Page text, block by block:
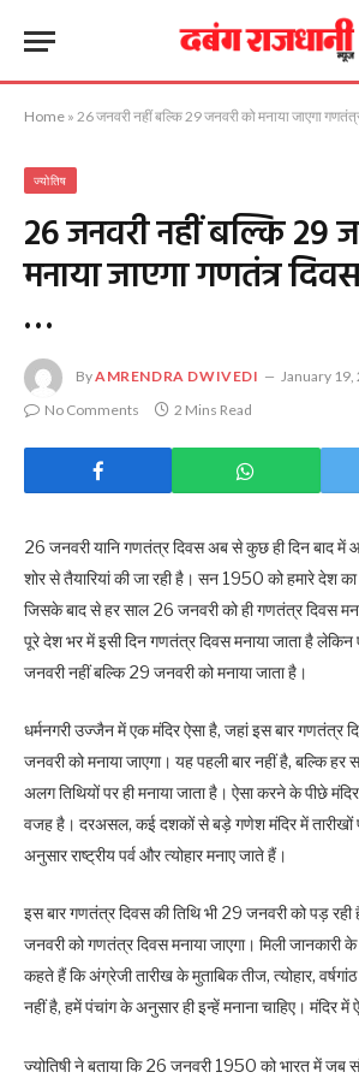
Home » 26 जनवरी नहीं बल्कि 29 जनवरी को मनाया जाएगा
ज्योतिष
26 जनवरी नहीं बल्कि 29
मनाया जाएगा गणतंत्र
…
ByAMRENDRA DWIVEDI
January 19,
No Comments
2 Mins Read
26 जनवरी यानि गणतंत्र दिवस अब से कुछ ही दिन बाद में
शोर से तैयारियां की जा रही है। सन 1950 को हमारे देश
जिसके बाद से हर साल 26 जनवरी को ही गणतंत्र दिवस
पूरे देश भर में इसी दिन गणतंत्र दिवस मनाया जाता है
जनवरी नहीं बल्कि 29 जनवरी को मनाया जाता है।
धर्मनगरी उज्जैन में एक मंदिर ऐसा है, जहां इस बार गणतंत्र
जनवरी को मनाया जाएगा। यह पहली बार नहीं है, बल्कि हर
अलग तिथियों पर ही मनाया जाता है। ऐसा करने के पीछे
वजह है। दरअसल, कई दशकों से बड़े गणेश मंदिर में तारीखों
अनुसार राष्ट्रीय पर्व और त्योहार मनाए जाते हैं।
इस बार गणतंत्र दिवस की तिथि भी 29 जनवरी को पड़
जनवरी को गणतंत्र दिवस मनाया जाएगा। मिली जानकारी
कहते हैं कि अंग्रेजी तारीख के मुताबिक तीज, त्योहार,
नहीं है, हमें पंचांग के अनुसार ही इन्हें मनाना चाहिए। मंदिर में
ज्योतिषी ने बताया कि 26 जनवरी 1950 को भारत में जब